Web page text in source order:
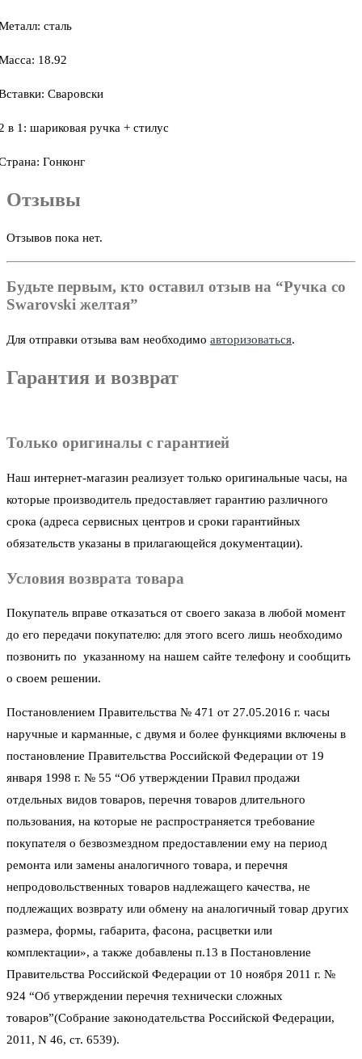
сталь
18.92
Сваровски
в 1: шариковая ручка + стилус
Гонконг
Отзывы
Отзывов пока нет.
Будьте первым, кто оставил отзыв на “Ручка со
Swarovski желтая”
Для отправки отзыва вам необходимо авторизоваться.
Гарантия и возврат
Только оригиналы с гарантией
Наш интернет-магазин реализует только оригинальные часы, на
которые производитель предоставляет гарантию различного
срока (адреса сервисных центров и сроки гарантийных
обязательств указаны в прилагающейся документации).
Условия возврата товара
Покупатель вправе отказаться от своего заказа в любой момент
до его передачи покупателю: для этого всего лишь необходимо
позвонить по указанному на нашем сайте телефону и сообщить
о своем решении.
Постановлением Правительства № 471 от 27.05.2016 г. часы
наручные и карманные, с двумя и более функциями включены в
постановление Правительства Российской Федерации от 19
января 1998 г. № 55 “Об утверждении Правил продажи
отдельных видов товаров, перечня товаров длительного
пользования, на которые не распространяется требование
покупателя о безвозмездном предоставлении ему на период
ремонта или замены аналогичного товара, и перечня
непродовольственных товаров надлежащего качества, не
подлежащих возврату или обмену на аналогичный товар других
размера, формы, габарита, фасона, расцветки или
комплектации», а также добавлены п.13 в Постановление
Правительства Российской Федерации от 10 ноября 2011 г. №
924 “Об утверждении перечня технически сложных
товаров”(Собрание законодательства Российской Федерации,
2011, N 46, ст. 6539).